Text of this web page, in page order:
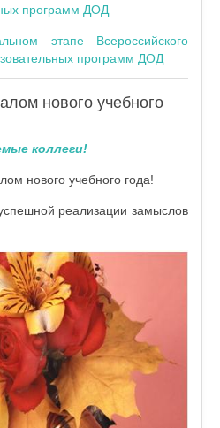
программ ДОД
этапе Всероссийского
программ ДОД
нового учебного
коллеги!
нового учебного года!
реализации замыслов